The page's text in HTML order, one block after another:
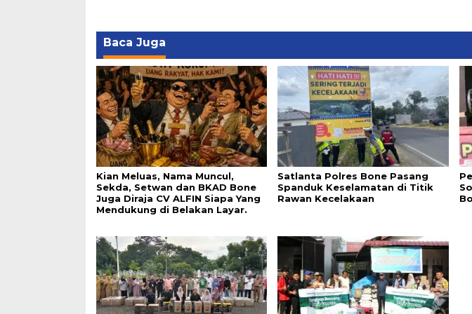
Baca Juga
Kian Meluas, Nama Muncul,
Sekda, Setwan dan BKAD Bone
Juga Diraja CV ALFIN Siapa Yang
Mendukung di Belakan Layar.
Satlanta Polres Bone Pasang
Spanduk Keselamatan di Titik
Rawan Kecelakaan